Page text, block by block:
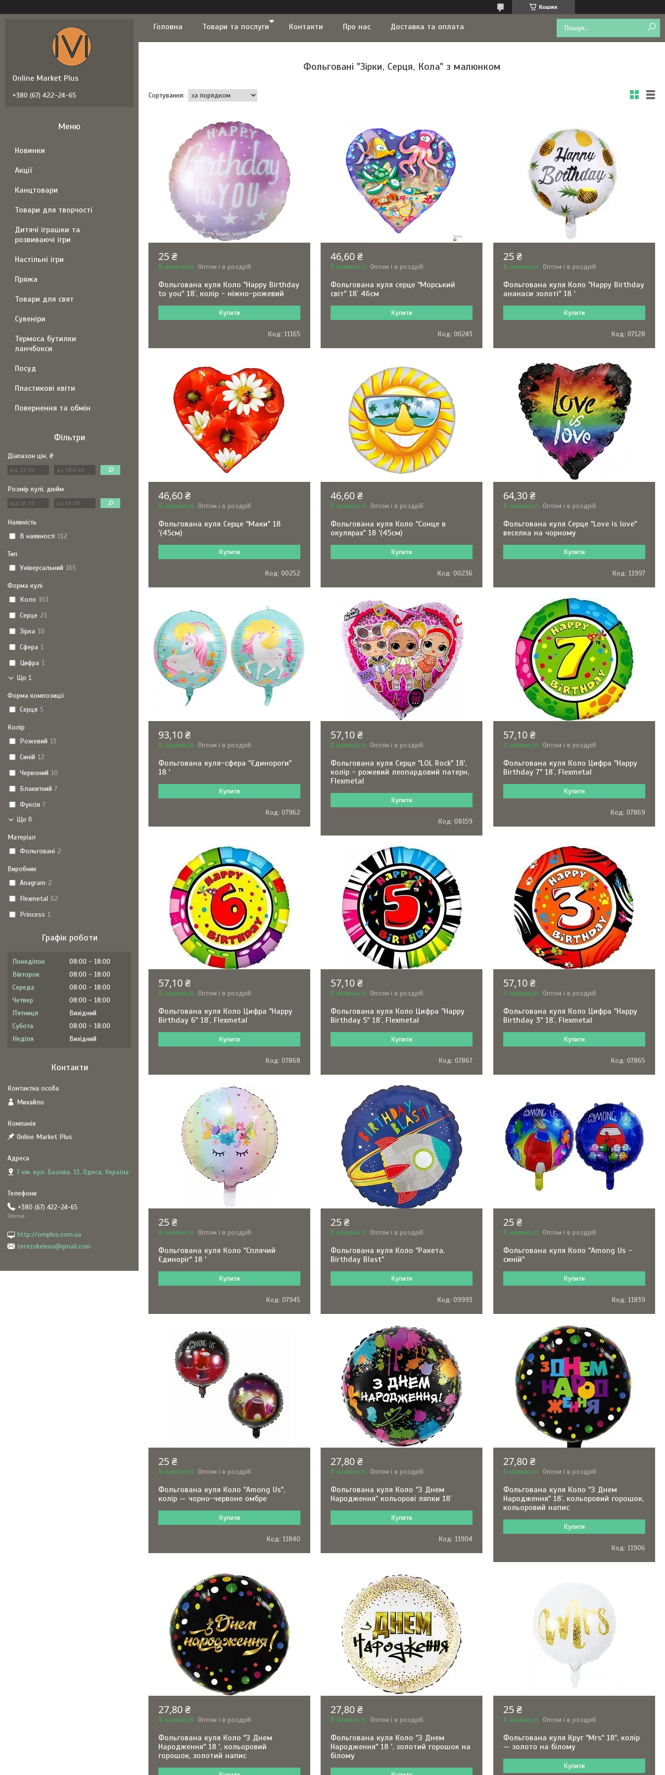
Кошик
Головна Товари та послуги Контакти Про нас Доставка та оплата
Фольговані "Зірки, Серця, Кола" з малюнком
25 ₴
В наявності Оптом і в роздріб
Фольгована куля Коло "Happy Birthday
to you" 18`, колір - ніжно-рожевий
Купити
11165
46,60 ₴
В наявності Оптом і в роздріб
Фольгована куля серце "Морський
світ" 18` 46см
Купити
00243
25 ₴
В наявності Оптом і в роздріб
Фольгована куля Коло "Happy Birthday
ананаси золоті" 18 '
Купити
07128
46,60 ₴
В наявності Оптом і в роздріб
Фольгована куля Серце "Маки" 18
'(45см)
Купити
00252
46,60 ₴
В наявності Оптом і в роздріб
Фольгована куля Коло "Сонце в
окулярах" 18 '(45см)
Купити
00236
64,30 ₴
В наявності Оптом і в роздріб
Фольгована куля Серце "Love is love"
веселка на чорному
Купити
11997
93,10 ₴
В наявності Оптом і в роздріб
Фольгована куля-сфера "Єдинороги"
18 '
Купити
07962
57,10 ₴
В наявності Оптом і в роздріб
Фольгована куля Серце "LOL Rock" 18',
колір - рожевий леопардовий патерн,
Flexmetal
Купити
08159
57,10 ₴
В наявності Оптом і в роздріб
Фольгована куля Коло Цифра "Happy
Birthday 7" 18`, Flexmetal
Купити
07869
57,10 ₴
В наявності Оптом і в роздріб
Фольгована куля Коло Цифра "Happy
Birthday 6" 18`, Flexmetal
Купити
07868
57,10 ₴
В наявності Оптом і в роздріб
Фольгована куля Коло Цифра "Happy
Birthday 5" 18`, Flexmetal
Купити
07867
57,10 ₴
В наявності Оптом і в роздріб
Фольгована куля Коло Цифра "Happy
Birthday 3" 18`, Flexmetal
Купити
07865
25 ₴
В наявності Оптом і в роздріб
Фольгована куля Коло "Сплячий
Єдиноріг" 18 '
Купити
07945
25 ₴
В наявності Оптом і в роздріб
Фольгована куля Коло "Ракета.
Birthday Blast"
Купити
09993
25 ₴
В наявності Оптом і в роздріб
Фольгована куля Коло "Among Us -
синій"
Купити
11839
25 ₴
В наявності Оптом і в роздріб
Фольгована куля Коло "Among Us",
колір — чорно-червоне омбре
Купити
11840
27,80 ₴
В наявності Оптом і в роздріб
Фольгована куля Коло "З Днем
Народження" кольорові ляпки 18`
Купити
11904
27,80 ₴
В наявності Оптом і в роздріб
Фольгована куля Коло "З Днем
Народження" 18`, кольоровий горошок,
кольоровий напис
Купити
11906
27,80 ₴
В наявності Оптом і в роздріб
Фольгована куля Коло "З Днем
Народження" 18 ', кольоровий
горошок, золотий напис
27,80 ₴
В наявності Оптом і в роздріб
Фольгована куля Коло "З Днем
Народження" 18 ', золотий горошок на
білому
25 ₴
В наявності Оптом і в роздріб
Фольгована куля Круг "Mrs" 18", колір
— золото на білому
Купити
Online Market Plus
+380 (67) 422-24-65
Новинки
Акції
Канцтовари
Товари для творчості
Дитячі іграшки та
розвиваючі ігри
Настільні ігри
Пряжа
Товари для свят
Сувеніри
Термоса бутилки
ланчбокси
Посуд
Пластикові квіти
Повернення та обмін
Фільтри
Діапазон цін, ₴
Розмір кулі, дюйм
Наявність
В наявності 112
Тип
Універсальний 165
Форма кулі
Коло 161
Серце 21
Зірка 10
Сфера 1
Цифра 1
Ще 1
Форма композиції
Серця 5
Колір
Рожевий 13
Синій 12
Червоний 10
Блакитний 7
Фуксія 7
Ще 8
Матеріал
Фольговані 2
Виробник
Anagram 2
Flexmetal 62
Princess 1
Графік роботи
Понеділок 08:00
18:00
Вівторок
08:00
18:00
Середа
08:00
18:00
Четвер
08:00
18:00
Пʼятниця
Вихідний
Субота
08:00
18:00
Неділя
Вихідний
Контакти
Михайло
Online Market Plus
7 км. вул. Базова, 13, Одеса, Україна
+380 (67) 422-24-65
Олена
http://omplus.com.ua
terezukelena@gmail.com